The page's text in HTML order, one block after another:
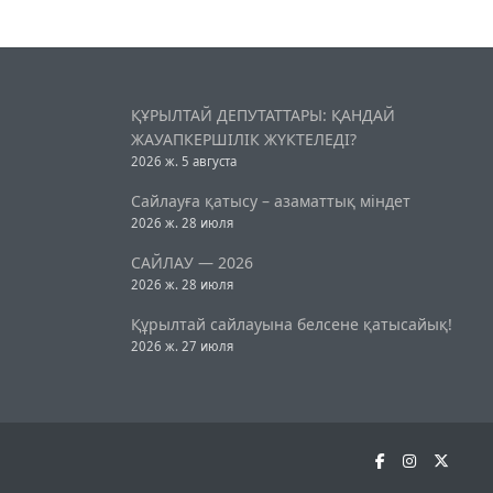
ҚҰРЫЛТАЙ ДЕПУТАТТАРЫ: ҚАНДАЙ
ЖАУАПКЕРШІЛІК ЖҮКТЕЛЕДІ?
2026 ж. 5 августа
Сайлауға қатысу – азаматтық міндет
2026 ж. 28 июля
САЙЛАУ — 2026
2026 ж. 28 июля
Құрылтай сайлауына белсене қатысайық!
2026 ж. 27 июля